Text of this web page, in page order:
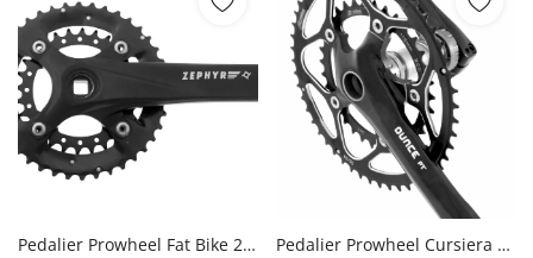
Pedalier Prowheel Fat Bike 28 40T Brat 170mm Ax Patrat Prowheel
Pedalier Prowheel Cursiera 10V 34-50T Alu BSA 170mm Prowheel